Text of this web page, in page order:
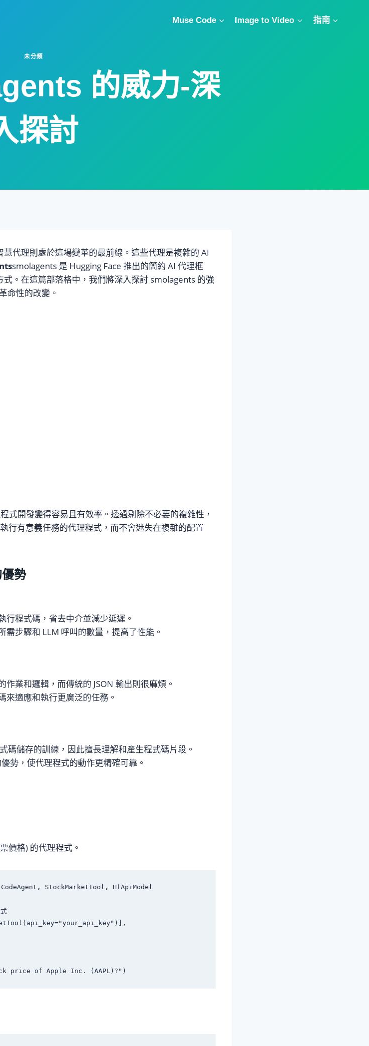
Muse Code Image to Video 指南
未分類
的威力-深
探討
代理則處於這場變革的最前線。這些代理是複雜的 AI
smolagents 是 Hugging Face 推出的簡約 AI 代理框
。在這篇部落格中，我們將深入探討 smolagents 的強
命性的改變。
式開發變得容易且有效率。透過剔除不必要的複雜性，
行有意義任務的代理程式，而不會迷失在複雜的配置
勢
行程式碼，省去中介並減少延遲。
需步驟和 LLM 呼叫的數量，提高了性能。
作業和邏輯，而傳統的 JSON 輸出則很麻煩。
來適應和執行更廣泛的任務。
碼儲存的訓練，因此擅長理解和產生程式碼片段。
勢，使代理程式的動作更精確可靠。
價格) 的代理程式。
StockMarketTool, HfApiModel